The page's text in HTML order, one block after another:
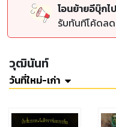
โอนย้ายอีบุ๊กไ
รับทันทีโค้ดล
วุฒินันท์
วันที่ใหม่-เก่า